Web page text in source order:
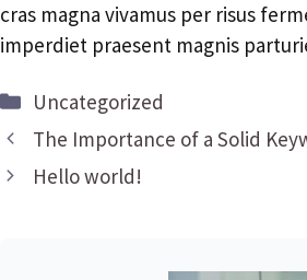
cras magna vivamus per risus
imperdiet praesent magnis
Categorías
Uncategorized
The Importance of a Solid
Hello world!